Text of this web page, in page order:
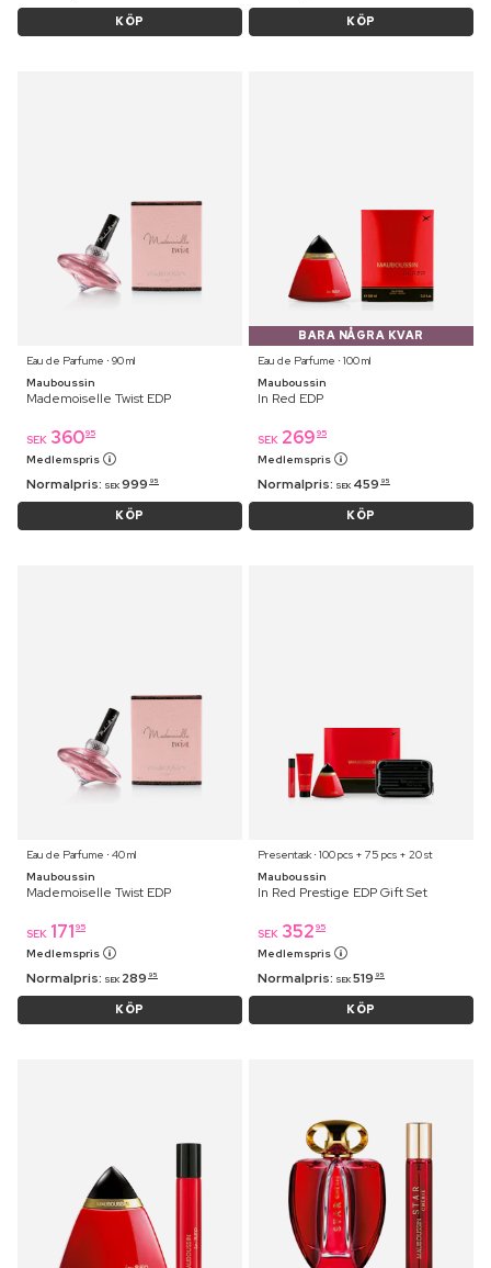
KÖP KÖP
Eau de Parfume ⋅ 90 ml
Mauboussin
Mademoiselle Twist EDP
SEK 36095
Medlemspris
Normalpris: SEK 999 95
KÖP
BARA NÅGRA KVAR
Eau de Parfume ⋅ 100 ml
Mauboussin
In Red EDP
SEK 269 95
Medlemspris
Normalpris: SEK 459 95
KÖP
Eau de Parfume ⋅ 40 ml
Mauboussin
Mademoiselle Twist EDP
SEK 171 95
Medlemspris
Normalpris: SEK 289 95
KÖP
Presentask ⋅ 100 pcs + 75 pcs + 20 st
Mauboussin
In Red Prestige EDP Gift Set
SEK 352 95
Medlemspris
Normalpris: SEK 519 95
KÖP